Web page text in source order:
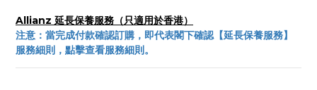
Allianz 延長保養服務（只適用於香港）
注意：當完成付款確認訂購，即代表閣下確認【延長保養服務】
服務細則，點擊查看服務細則。